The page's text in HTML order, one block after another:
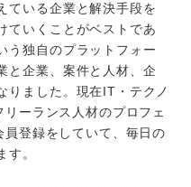
ている企業と解決手段を
ていくことがベストであ
う独自のプラットフォー
と企業、案件と人材、企
りました。現在IT・テクノ
ーランス人材のプロフェ
登録をしていて、毎日の
す。